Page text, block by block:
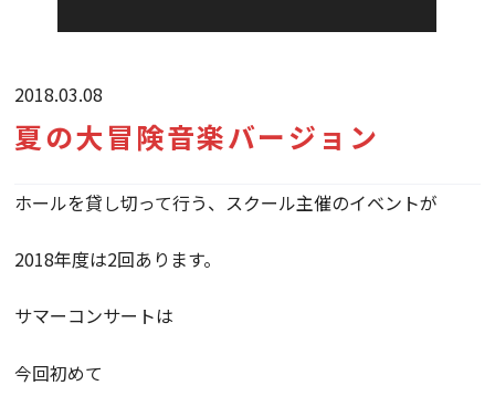
2018.03.08
夏の大冒険音楽バージョン
ホールを貸し切って行う、スクール主催のイベントが
2018年度は2回あります。
サマーコンサートは
今回初めて